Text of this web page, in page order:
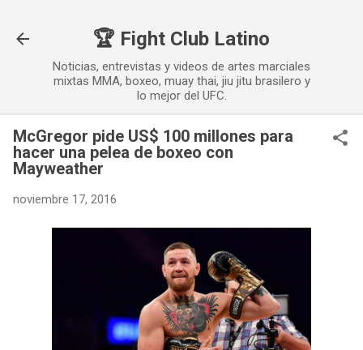
🏆 Fight Club Latino
Noticias, entrevistas y videos de artes marciales
mixtas MMA, boxeo, muay thai, jiu jitu brasilero y
lo mejor del UFC.
McGregor pide US$ 100 millones para
hacer una pelea de boxeo con
Mayweather
noviembre 17, 2016